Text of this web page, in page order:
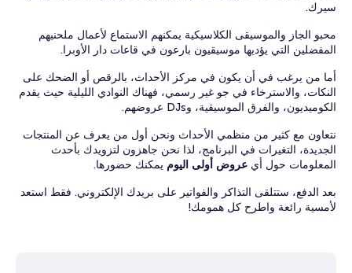
سيرك.
محبو الجاز والموسيقى الكلاسيكية يمكنهم الاستماع لأعمال ملحنيهم
المفضلين التي يؤديها موسيقيون بارعون في قاعات دار الأوبرا.
أما من يرغب في أن يكون في مركز الأحداث، بالرقص أو الضحك على
النكات، والاسترخاء في جو غير رسمي، فهناك النوادي الليلية حيث يقدم
الكوميديون، والفرق الموسيقية، وDJs عروضهم.
نتعاون مع كثير من منظمي الأحداث ونحن أول من يعرف عن المنتجات
الجديدة، التغيرات في البرنامج، لذا نحن جاهزون لتزويدك بأحدث
المعلومات حول أي عروض أولى اليوم يمكنك حضورها.
بعد الدفع، ستتلقى التذاكر والفواتير على بريدك الإلكتروني. فقط استعد
لأمسية رائعة واطرح كل همومك!